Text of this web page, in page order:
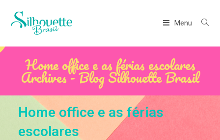
Menu
Home office e as férias escolares
Archives - Blog Silhouette Brasil
Home office e as férias
escolares